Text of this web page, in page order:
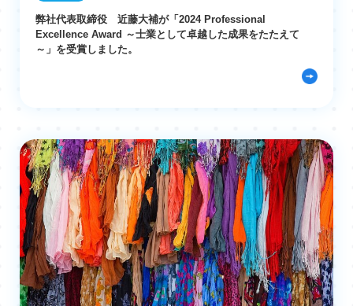
弊社代表取締役 近藤大補が「2024 Professional
Excellence Award ～士業として卓越した成果をたたえて
～」を受賞しました。